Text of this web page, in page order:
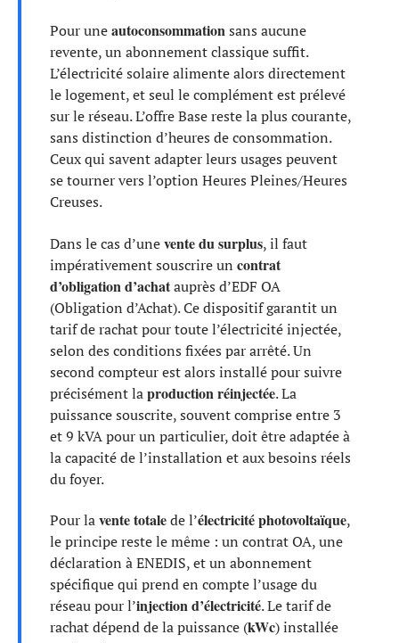
Pour uneautoconsommationsans aucune
revente, un abonnement classique suffit.
L’électricité solaire alimente alors directement
le logement, et seul le complément est prélevé
sur le réseau. L’offre Base reste la plus courante,
sans distinction d’heures de consommation.
Ceux qui savent adapter leurs usages peuvent
se tourner vers l’option Heures Pleines/Heures
Creuses.
Dans le cas d’unevente du surplus, il faut
impérativement souscrire un contrat
d’obligation d’achatauprès d’EDF OA
(Obligation d’Achat). Ce dispositif garantit un
tarif de rachat pour toute l’électricité injectée,
selon des conditions fixées par arrêté. Un
second compteur est alors installé pour suivre
précisément laproduction réinjectée. La
puissance souscrite, souvent comprise entre 3
et 9 kVA pour un particulier, doit être adaptée à
la capacité de l’installation et aux besoins réels
du foyer.
Pour lavente totalede l’électricité photovoltaïque,
le principe reste le même : un contrat OA, une
déclaration à ENEDIS, et un abonnement
spécifique qui prend en compte l’usage du
réseau pour l’injection d’électricité. Le tarif de
rachat dépend de la puissance (kWc) installée